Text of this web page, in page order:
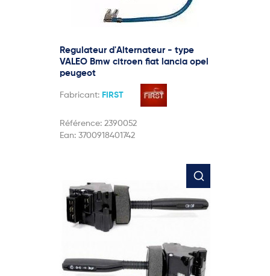
Regulateur d'Alternateur - type
VALEO Bmw citroen fiat lancia opel
peugeot
Fabricant: FIRST
Référence: 2390052
Ean: 3700918401742